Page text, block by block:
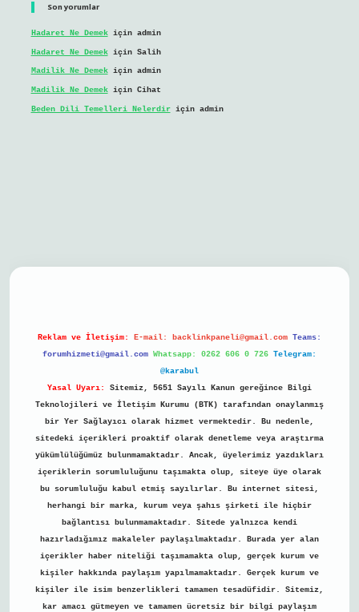
Son yorumlar
Hadaret Ne Demekiçin admin
Hadaret Ne Demekiçin Salih
Madilik Ne Demekiçin admin
Madilik Ne Demekiçin Cihat
Beden Dili Temelleri Nelerdiriçin admin
Reklam ve İletişim: E-mail: backlinkpaneli@gmail.com Teams:
forumhizmeti@gmail.com Whatsapp: 0262 606 0 726 Telegram:
@karabul
Yasal Uyarı:
Sitemiz, 5651 Sayılı Kanun gereğince Bilgi
Teknolojileri ve İletişim Kurumu (BTK) tarafından onaylanmış
bir Yer Sağlayıcı olarak hizmet vermektedir. Bu nedenle,
sitedeki içerikleri proaktif olarak denetleme veya araştırma
yükümlülüğümüz bulunmamaktadır. Ancak, üyelerimiz yazdıkları
içeriklerin sorumluluğunu taşımakta olup, siteye üye olarak
bu sorumluluğu kabul etmiş sayılırlar. Bu internet sitesi,
herhangi bir marka, kurum veya şahıs şirketi ile hiçbir
bağlantısı bulunmamaktadır. Sitede yalnızca kendi
hazırladığımız makaleler paylaşılmaktadır. Burada yer alan
içerikler haber niteliği taşımamakta olup, gerçek kurum ve
kişiler hakkında paylaşım yapılmamaktadır. Gerçek kurum ve
kişiler ile isim benzerlikleri tamamen tesadüfidir. Sitemiz,
kar amacı gütmeyen ve tamamen ücretsiz bir bilgi paylaşım